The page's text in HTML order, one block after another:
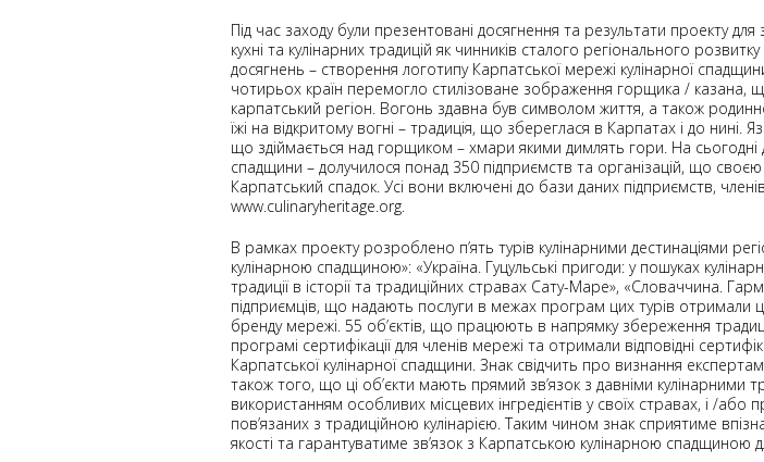
Під час заходу були презентовані досягнення та результати проекту
кухні та кулінарних традицій як чинників сталого регіонального
досягнень – створення логотипу Карпатської мережі кулінарної
чотирьох країн перемогло стилізоване зображення горщика / казана,
карпатський регіон. Вогонь здавна був символом життя, а також
їжі на відкритому вогні – традиція, що збереглася в Карпатах і до
що здіймається над горщиком – хмари якими димлять гори. На сьогодні
спадщини – долучилося понад 350 підприємств та організацій, що
Карпатський спадок. Усі вони включені до бази даних підприємств,
www.culinaryheritage.org.
В рамках проекту розроблено п’ять турів кулінарними дестинаціями
кулінарною спадщиною»: «Україна. Гуцульські пригоди: у пошуках
традиції в історії та традиційних стравах Сату-Маре», «Словаччина.
підприємців, що надають послуги в межах програм цих турів отримали
бренду мережі. 55 об’єктів, що працюють в напрямку збереження
програмі сертифікації для членів мережі та отримали відповідні
Карпатської кулінарної спадщини. Знак свідчить про визнання
також того, що ці об’єкти мають прямий зв’язок з давніми кулінарними
використанням особливих місцевих інгредієнтів у своїх стравах, і /
пов’язаних з традиційною кулінарією. Таким чином знак сприятиме
якості та гарантуватиме зв’язок з Карпатською кулінарною спадщиною